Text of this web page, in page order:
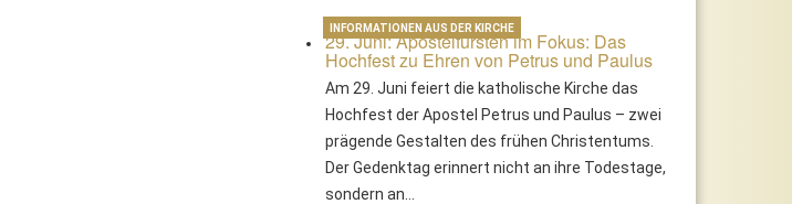
29. Juni: Apostelfürsten im Fokus: Das
Hochfest zu Ehren von Petrus und Paulus
Am 29. Juni feiert die katholische Kirche das
Hochfest der Apostel Petrus und Paulus – zwei
prägende Gestalten des frühen Christentums.
Der Gedenktag erinnert nicht an ihre Todestage,
sondern an…
INFORMATIONEN AUS DER KIRCHE